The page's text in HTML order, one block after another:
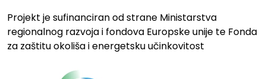
Projekt je sufinanciran od strane Ministarstva
regionalnog razvoja i fondova Europske unije te Fonda
za zaštitu okoliša i energetsku učinkovitost